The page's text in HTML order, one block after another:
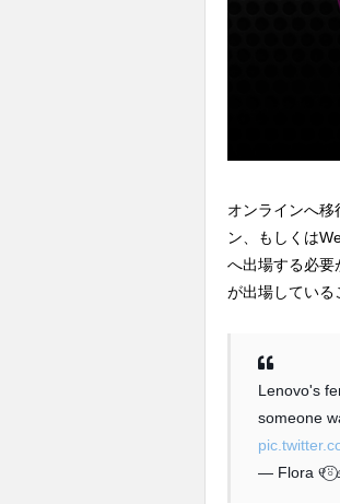
オンラインへ
ン、もしくは
へ出場する必要
が出場している
Lenovo's
someone
— Flora